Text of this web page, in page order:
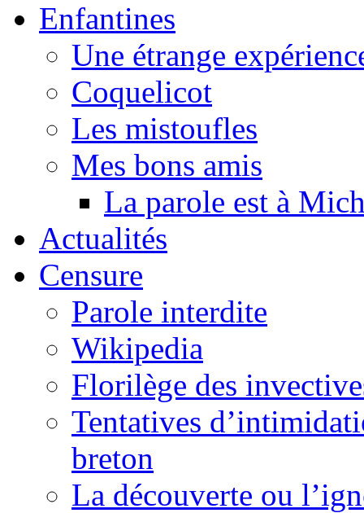
Enfantines
Une étrange
Coquelicot
Les mistoufles
Mes bons amis
La parole est à
Actualités
Censure
Parole interdite
Wikipedia
Florilège des
Tentatives
breton
La découverte ou